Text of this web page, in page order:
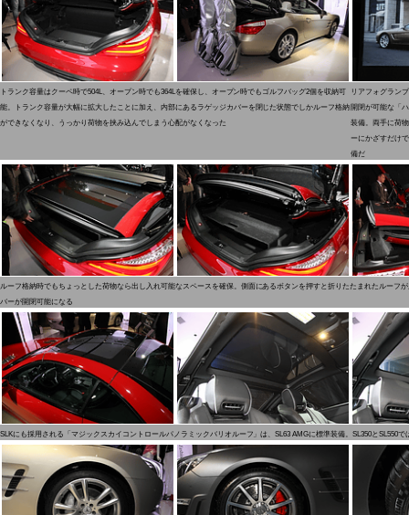
トランク容量はクーペ時で504L、オープン時でも364Lを確保し、オープン時でもゴルフバッグ2個を収納可
能。トランク容量が大幅に拡大したことに加え、内部にあるラゲッジカバーを閉じた状態でしかルーフ格納
ができなくなり、うっかり荷物を挟み込んでしまう心配がなくなった
リアフォグラン
開閉が可能な「
装備。両手に荷
ーにかざすだけ
備だ
ルーフ格納時でもちょっとした荷物なら出し入れ可能なスペースを確保。側面にあるボタンを押すと折りたたまれたルーフ
バーが開閉可能になる
SLKにも採用される「マジックスカイコントロールパノラミックバリオルーフ」は、SL63 AMGに標準装備。SL350とSL550